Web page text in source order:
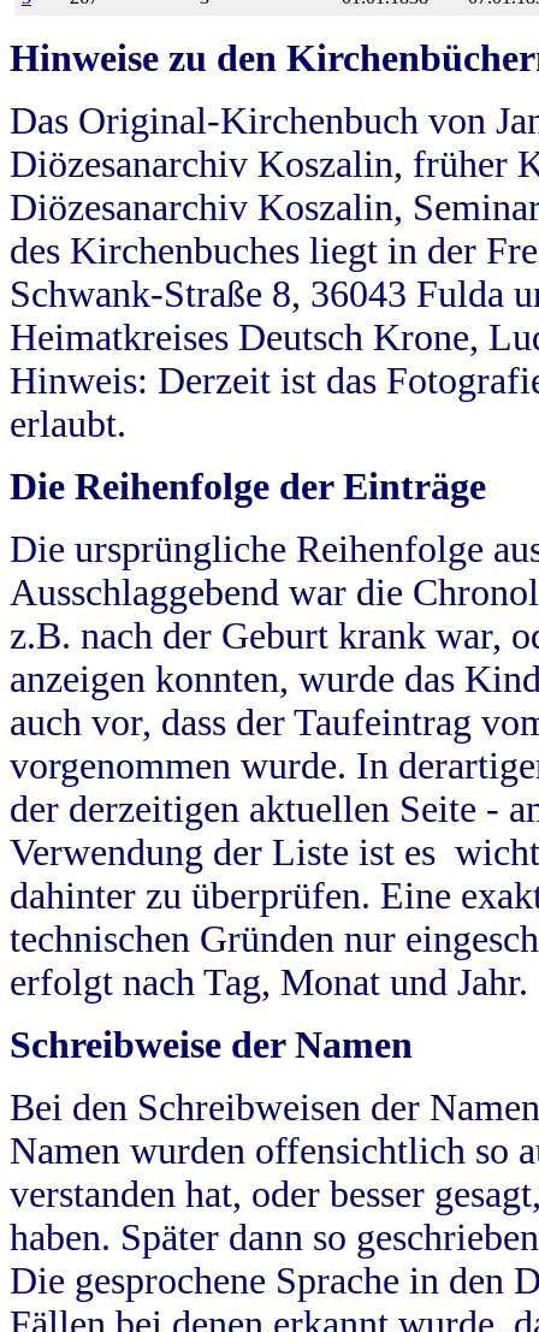
Hinweise zu den
Das Original-Kirchenbuch von
Diözesanarchiv Koszalin, früher
Diözesanarchiv Koszalin,
des Kirchenbuches liegt in der
Schwank-Straße 8, 36043 Fulda
Heimatkreises Deutsch Krone,
Hinweis: Derzeit ist das
erlaubt.
Die Reihenfolge der Einträge
Die ursprüngliche Reihenfolge
Ausschlaggebend war die
z.B. nach der Geburt krank war,
anzeigen konnten, wurde das
auch vor, dass der Taufeintrag
vorgenommen wurde. In
der derzeitigen aktuellen Seite -
Verwendung der Liste ist es
dahinter zu überprüfen. Eine
technischen Gründen nur
erfolgt nach Tag, Monat und Jahr.
Schreibweise der Namen
Bei den Schreibweisen der
Namen wurden offensichtlich so
verstanden hat, oder besser
haben. Später dann so
Die gesprochene Sprache in